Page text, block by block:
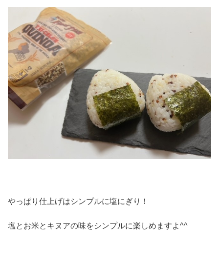
やっぱり仕上げはシンプルに塩にぎり！
塩とお米とキヌアの味をシンプルに楽しめますよ^^